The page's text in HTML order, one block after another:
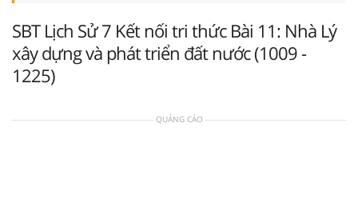
SBT Lịch Sử 7 Kết nối tri thức Bài 11: Nhà Lý
xây dựng và phát triển đất nước (1009 -
1225)
QUẢNG CÁO